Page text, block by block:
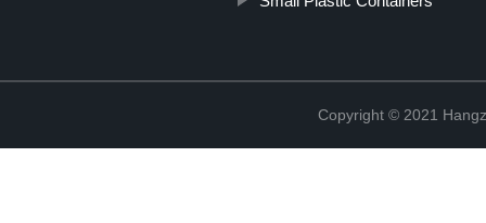
Copyright © 2021